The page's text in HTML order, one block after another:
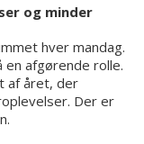
og minder
hver mandag.
en afgørende rolle.
af året, der
Der er